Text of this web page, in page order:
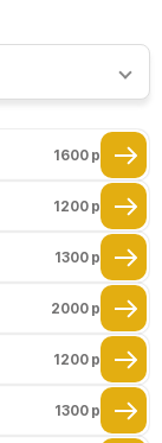
1600 р
1200 р
1300 р
2000 р
1200 р
1300 р